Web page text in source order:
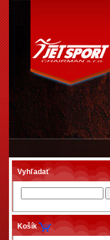
Vyhľadať
Košík